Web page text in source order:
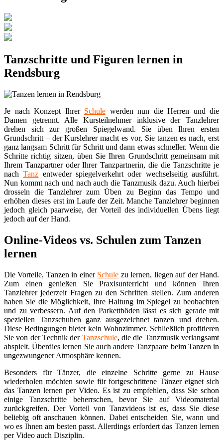
Tanzschritte und Figuren lernen in
Rendsburg
Je nach Konzept Ihrer Schule werden nun die Herren und die
Damen getrennt. Alle Kursteilnehmer inklusive der Tanzlehrer
drehen sich zur großen Spiegelwand. Sie üben Ihren ersten
Grundschritt – der Kurslehrer macht es vor, Sie tanzen es nach, erst
ganz langsam Schritt für Schritt und dann etwas schneller. Wenn die
Schritte richtig sitzen, üben Sie Ihren Grundschritt gemeinsam mit
Ihrem Tanzpartner oder Ihrer Tanzpartnerin, die die Tanzschritte je
nachTanz entweder spiegelverkehrt oder wechselseitig ausführt.
Nun kommt nach und nach auch die Tanzmusik dazu. Auch hierbei
drosseln die Tanzlehrer zum Üben zu Beginn das Tempo und
erhöhen dieses erst im Laufe der Zeit. Manche Tanzlehrer beginnen
jedoch gleich paarweise, der Vorteil des individuellen Übens liegt
jedoch auf der Hand.
Online-Videos vs. Schulen zum Tanzen
lernen
Die Vorteile, Tanzen in einer Schule zu lernen, liegen auf der Hand.
Zum einen genießen Sie Praxisunterricht und können Ihren
Tanzlehrer jederzeit Fragen zu den Schritten stellen. Zum anderen
haben Sie die Möglichkeit, Ihre Haltung im Spiegel zu beobachten
und zu verbessern. Auf den Parkettböden lässt es sich gerade mit
speziellen Tanzschuhen ganz ausgezeichnet tanzen und drehen.
Diese Bedingungen bietet kein Wohnzimmer. Schließlich profitieren
Sie von der Technik der Tanzschule, die die Tanzmusik verlangsamt
abspielt. Überdies lernen Sie auch andere Tanzpaare beim Tanzen in
ungezwungener Atmosphäre kennen.
Besonders für Tänzer, die einzelne Schritte gerne zu Hause
wiederholen möchten sowie für fortgeschrittene Tänzer eignet sich
das Tanzen lernen per Video. Es ist zu empfehlen, dass Sie schon
einige Tanzschritte beherrschen, bevor Sie auf Videomaterial
zurückgreifen. Der Vorteil von Tanzvideos ist es, dass Sie diese
beliebig oft anschauen können. Dabei entscheiden Sie, wann und
wo es Ihnen am besten passt. Allerdings erfordert das Tanzen lernen
per Video auch Disziplin.